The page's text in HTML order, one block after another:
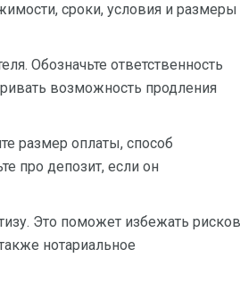
сроки, условия и размеры
Обозначьте ответственность
возможность продления
размер оплаты, способ
про депозит, если он
Это поможет избежать рисков
нотариальное